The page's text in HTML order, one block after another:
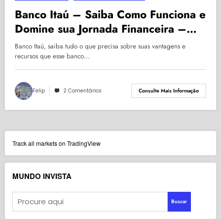
Banco Itaú – Saiba Como Funciona e
Domine sua Jornada Financeira –
2025
Banco Itaú, saiba tudo o que precisa sobre suas vantagens e
recursos que esse banco…
Felip 2 Comentários Consulte Mais Informação
Track all markets on TradingView
MUNDO INVISTA
Buscar